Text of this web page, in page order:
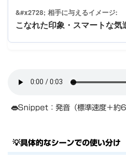
こなれた印象・スマートな気
👄Snippet：発音（標準速度＋約
💡具体的なシーンでの使い分け